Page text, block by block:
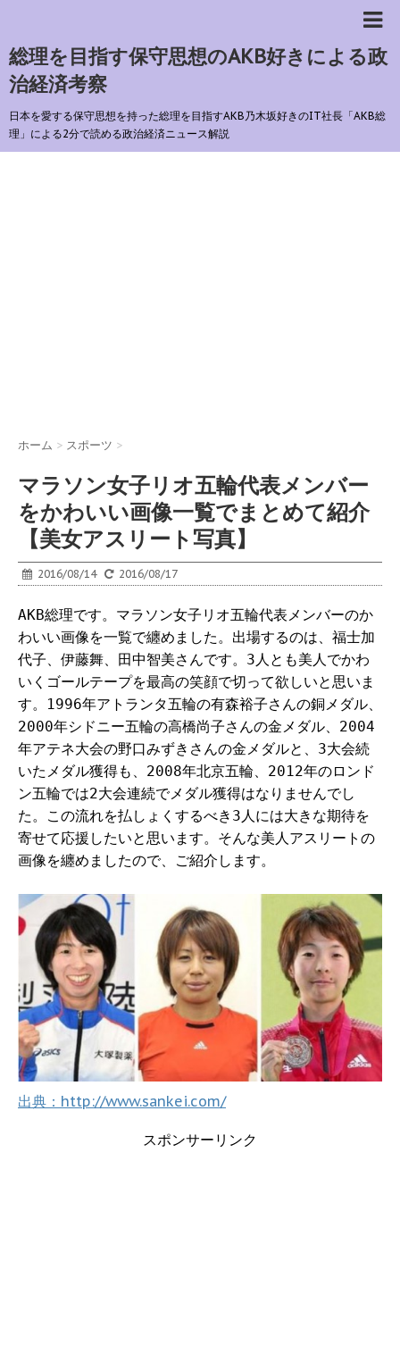
総理を目指す保守思想のAKB好きによる政
治経済考察
日本を愛する保守思想を持った総理を目指すAKB乃木坂好きのIT社長「AKB総
理」による2分で読める政治経済ニュース解説
ホーム > スポーツ >
マラソン女子リオ五輪代表メンバー
をかわいい画像一覧でまとめて紹介
【美女アスリート写真】
2016/08/14 2016/08/17
AKB総理です。マラソン女子リオ五輪代表メンバーのか
わいい画像を一覧で纏めました。出場するのは、福士加
代子、伊藤舞、田中智美さんです。3人とも美人でかわ
いくゴールテープを最高の笑顔で切って欲しいと思いま
す。1996年アトランタ五輪の有森裕子さんの銅メダル、
2000年シドニー五輪の高橋尚子さんの金メダル、2004
年アテネ大会の野口みずきさんの金メダルと、3大会続
いたメダル獲得も、2008年北京五輪、2012年のロンド
ン五輪では2大会連続でメダル獲得はなりませんでし
た。この流れを払しょくするべき3人には大きな期待を
寄せて応援したいと思います。そんな美人アスリートの
画像を纏めましたので、ご紹介します。
出典：http://www.sankei.com/
スポンサーリンク